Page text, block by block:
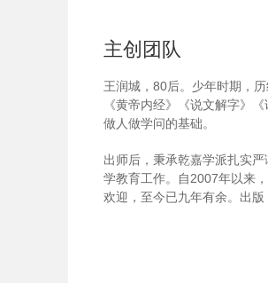
主创团队
王润城，80后。少年时期，
《黄帝内经》《说文解字》
做人做学问的基础。
出师后，秉承乾嘉学派扎实
学教育工作。自2007年以来
欢迎，至今已九年有余。出